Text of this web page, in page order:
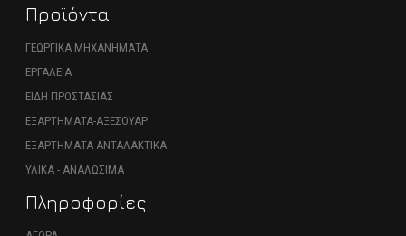
Προϊόντα
ΓΕΩΡΓΙΚΑ ΜΗΧΑΝΗΜΑΤΑ
ΕΡΓΑΛΕΙΑ
ΕΙΔΗ ΠΡΟΣΤΑΣΙΑΣ
ΕΞΑΡΤΗΜΑΤΑ-ΑΞΕΣΟΥΑΡ
ΕΞΑΡΤΗΜΑΤΑ-ΑΝΤΑΛΑΚΤΙΚΑ
ΥΛΙΚΑ - ΑΝΑΛΩΣΙΜΑ
Πληροφορίες